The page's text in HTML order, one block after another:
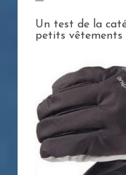
Un test de la
petits vêtements